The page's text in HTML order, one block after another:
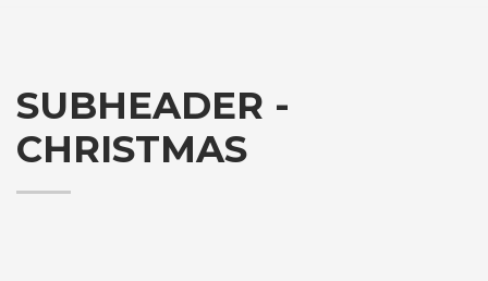
SUBHEADER -
CHRISTMAS